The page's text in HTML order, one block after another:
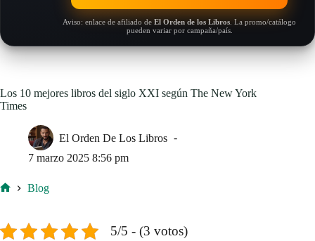
Aviso: enlace de afiliado de El Orden de los Libros . La promo/catálogo
pueden variar por campaña/país.
Los 10 mejores libros del siglo XXI según The New York
Times
El Orden De Los Libros
7 marzo 2025 8:56 pm
Blog
5/5 - (3 votos)